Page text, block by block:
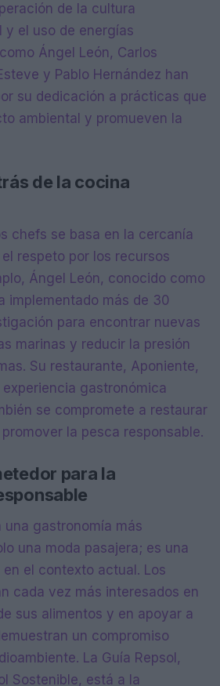
de la cultura
y el uso de energías
Ángel León, Carlos
y Pablo Hernández han
su dedicación a prácticas que
ambiental y promueven la
de la cocina
chefs se basa en la cercanía
respeto por los recursos
Ángel León, conocido como
implementado más de 30
para encontrar nuevas
marinas y reducir la presión
Su restaurante, Aponiente,
gastronómica
se compromete a restaurar
la pesca responsable.
para la
una gastronomía más
una moda pasajera; es una
el contexto actual. Los
cada vez más interesados en
sus alimentos y en apoyar a
un compromiso
La Guía Repsol,
Sostenible, está a la